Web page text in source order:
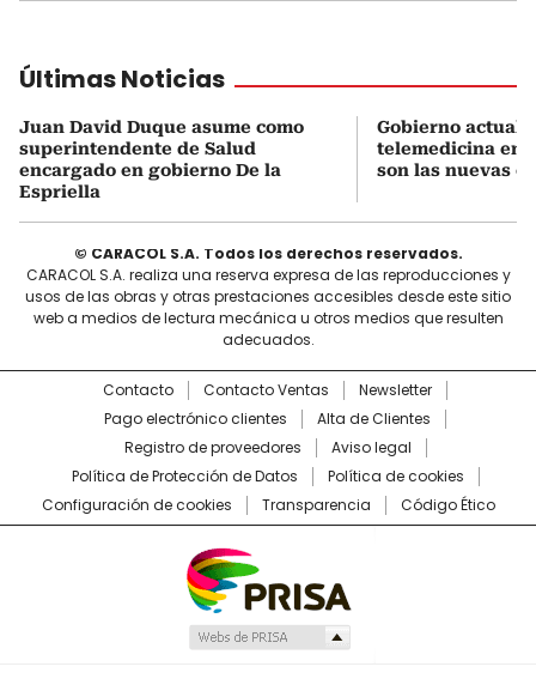
Últimas Noticias
Juan David Duque asume como
superintendente de Salud
encargado en gobierno De la
Espriella
Gobierno
telemedicina en
son las nuevas
© CARACOL S.A. Todos los derechos reservados.
CARACOL S.A. realiza una reserva expresa de las reproducciones y
usos de las obras y otras prestaciones accesibles desde este sitio
web a medios de lectura mecánica u otros medios que resulten
adecuados.
Contacto Contacto Ventas
Newsletter
Pago electrónico clientes
Alta de Clientes
Registro de proveedores
Aviso legal
Política de Protección de Datos
Política de cookies
Configuración de cookies
Transparencia Código Ético